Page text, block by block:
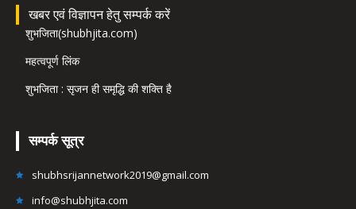
खबर एवं विज्ञापन हेतु सम्पर्क करें
शुभजिता(shubhjita.com)
महत्वपूर्ण लिंक
शुभजिता : सृजन ही समृद्धि की शक्ति है
सम्पर्क सूत्र
shubhsrijannetwork2019@gmail.com
info@shubhjita.com